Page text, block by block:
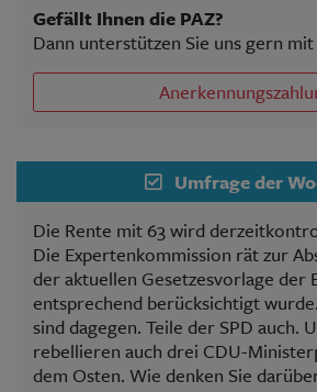
Gefällt Ihnen die PAZ?
Dann unterstützen Sie uns gern
Umfrage der
Die Rente mit 63 wird
Die Expertenkommission rät zur
der aktuellen Gesetzesvorlage der
entsprechend berücksichtigt
sind dagegen. Teile der SPD auch.
rebellieren auch drei CDU-
dem Osten. Wie denken Sie